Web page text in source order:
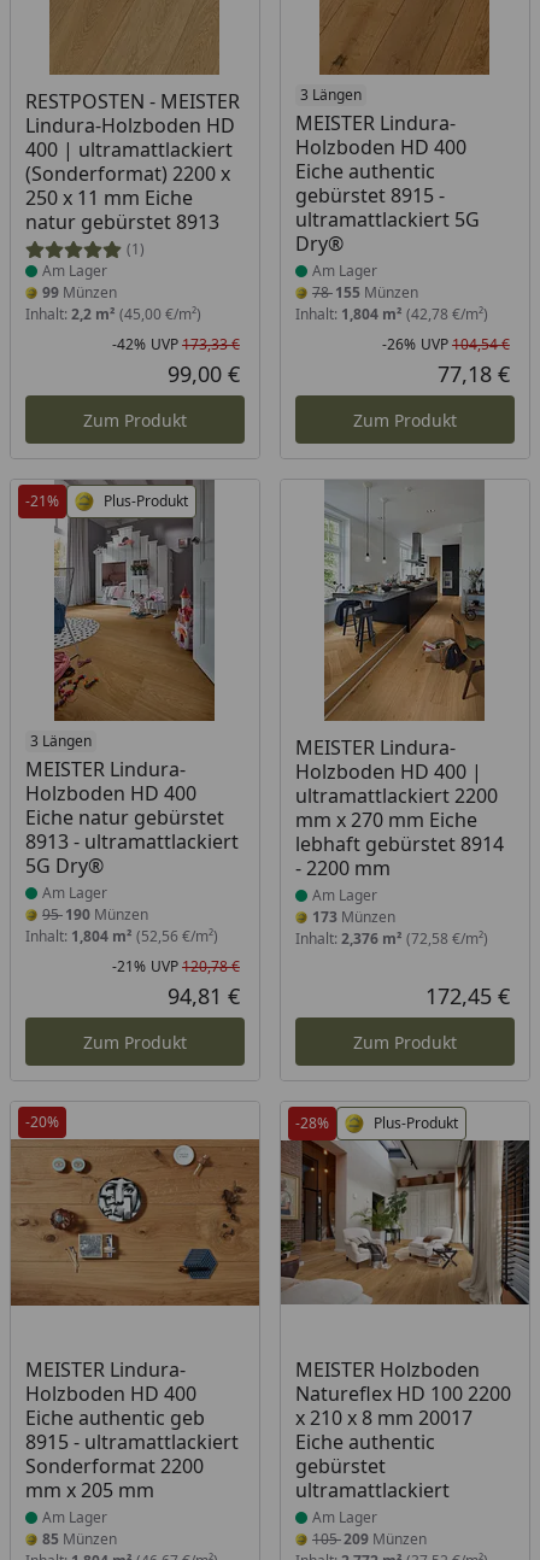
RESTPOSTEN - MEISTER
Lindura-Holzboden HD
400 | ultramattlackiert
(Sonderformat) 2200 x
250 x 11 mm Eiche
natur gebürstet 8913
(1)
Produkt am Lager
Am Lager
99 Münzen
Inhalt: 2,2 m² (45,00 €/m²)
Rabatt in Prozent
-42%
Ursprünglicher Preis
UVP173,33 €
Aktueller Preis
99,00 €
Zum Produkt
3 Längen
MEISTER Lindura-
Holzboden HD 400
Eiche authentic
gebürstet 8915 -
ultramattlackiert 5G
Dry®
Produkt am Lager
Am Lager
78155 Münzen
Inhalt: 1,804 m² (42,78 €/m²)
-26% UVP104,54 €
77,18 €
Zum Produkt
-21% Plus-Produkt
3 Längen
MEISTER Lindura-
Holzboden HD 400
Eiche natur gebürstet
8913 - ultramattlackiert
5G Dry®
Produkt am Lager
Am Lager
95190 Münzen
Inhalt: 1,804 m² (52,56 €/m²)
Rabatt in Prozent
-21%
Ursprünglicher Preis
UVP120,78 €
Aktueller Preis
94,81 €
Zum Produkt
MEISTER Lindura-
Holzboden HD 400 |
ultramattlackiert 2200
mm x 270 mm Eiche
lebhaft gebürstet 8914
- 2200 mm
Produkt am Lager
Am Lager
173Münzen
Inhalt: 2,376 m² (72,58 €/m²)
172,45 €
Zum Produkt
-20%
MEISTER Lindura-
Holzboden HD 400
Eiche authentic geb
8915 - ultramattlackiert
Sonderformat 2200
mm x 205 mm
Produkt am Lager
Am Lager
85 Münzen
-28% Plus-Produkt
MEISTER Holzboden
Natureflex HD 100 2200
x 210 x 8 mm 20017
Eiche authentic
gebürstet
ultramattlackiert
Produkt am Lager
Am Lager
105209Münzen